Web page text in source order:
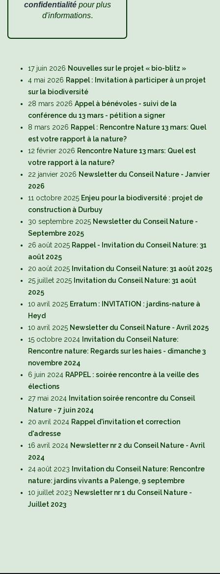
confidentialitépour plus
d'informations.
17 juin 2026 Nouvelles sur le projet « bio-blitz »
4 mai 2026 Rappel : Invitation à participer à un projet
sur la biodiversité
28 mars 2026 Appel à bénévoles - suivi de la
conférence du 13 mars - pétition a signer
8 mars 2026 Rappel : Rencontre Nature 13 mars: Quel
est votre rapport à la nature?
12 février 2026 Rencontre Nature 13 mars: Quel est
votre rapport à la nature?
22 janvier 2026 Newsletter du Conseil Nature - Janvier
2026
11 octobre 2025 Enjeu pour la biodiversité : projet de
construction à Durbuy
30 septembre 2025 Newsletter du Conseil Nature -
Septembre 2025
26 août 2025 Rappel - Invitation du Conseil Nature: 31
août 2025
20 août 2025 Invitation du Conseil Nature: 31 août 2025
25 juillet 2025 Invitation du Conseil Nature: 31 août
2025
10 avril 2025 Erratum : INVITATION : jardins-nature à
Heyd
10 avril 2025 Newsletter du Conseil Nature - Avril 2025
15 octobre 2024 Invitation du Conseil Nature:
Rencontre nature: Regards sur les haies - dimanche 3
novembre 2024
6 juin 2024 RAPPEL : soirée rencontre à la veille des
élections
27 mai 2024 Invitation soirée rencontre du Conseil
Nature - 7 juin 2024
20 avril 2024 Rappel d'invitation et correction
d'adresse
16 avril 2024 Newsletter nr 2 du Conseil Nature - Avril
2024
24 août 2023
Invitation du Conseil Nature: Rencontre
nature: jardins vivants a Palenge, 9 septembre
10 juillet 2023 Newsletter nr 1 du Conseil Nature -
Juillet 2023